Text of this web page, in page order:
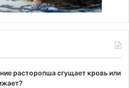
расторопша сгущает кровь или